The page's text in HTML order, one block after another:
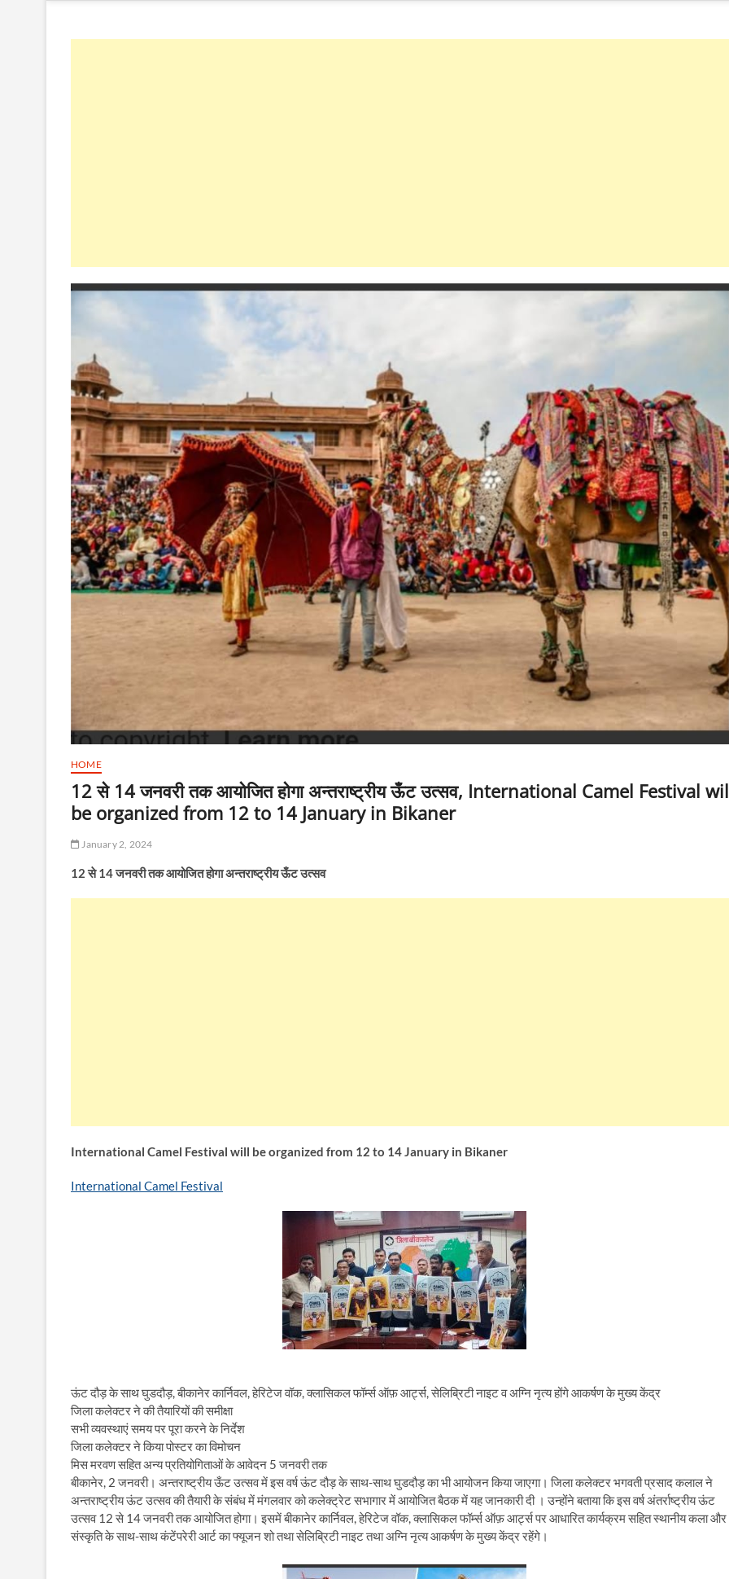
HOME
12 से 14 जनवरी तक आयोजित होगा अन्तराष्ट्रीय ऊँट उत्सव, International Camel Festival
be organized from 12 to 14 January in Bikaner
January 2, 2024
12 से 14 जनवरी तक आयोजित होगा अन्तराष्ट्रीय ऊँट उत्सव
International Camel Festival will be organized from 12 to 14 January in Bikaner
International Camel Festival
ऊंट दौड़ के साथ घुडदौड़, बीकानेर कार्निवल, हेरिटेज वॉक, क्लासिकल फॉर्म्स ऑफ़ आर्ट्स, सेलिब्रिटी नाइट व अग्नि नृत्य होंगे आकर्षण के मुख्य केंद्र
जिला कलेक्टर ने की तैयारियों की समीक्षा
सभी व्यवस्थाएं समय पर पूरा करने के निर्देश
जिला कलेक्टर ने किया पोस्टर का विमोचन
मिस मरवण सहित अन्य प्रतियोगिताओं के आवेदन 5 जनवरी तक
बीकानेर, 2 जनवरी। अन्तराष्ट्रीय ऊँट उत्सव में इस वर्ष ऊंट दौड़ के साथ-साथ घुडदौड़ का भी आयोजन किया जाएगा। जिला कलेक्टर भगवती प्रसाद कलाल ने
अन्तराष्ट्रीय ऊंट उत्सव की तैयारी के संबंध में मंगलवार को कलेक्ट्रेट सभागार में आयोजित बैठक में यह जानकारी दी । उन्होंने बताया कि इस वर्ष अंतर्राष्ट्रीय ऊंट
उत्सव 12 से 14 जनवरी तक आयोजित होगा। इसमें बीकानेर कार्निवल, हेरिटेज वॉक, क्लासिकल फॉर्म्स ऑफ़ आर्ट्स पर आधारित कार्यक्रम सहित स्थानीय कला और
संस्कृति के साथ-साथ कंटेंपरेरी आर्ट का फ्यूजन शो तथा सेलिब्रिटी नाइट तथा अग्नि नृत्य आकर्षण के मुख्य केंद्र रहेंगे।